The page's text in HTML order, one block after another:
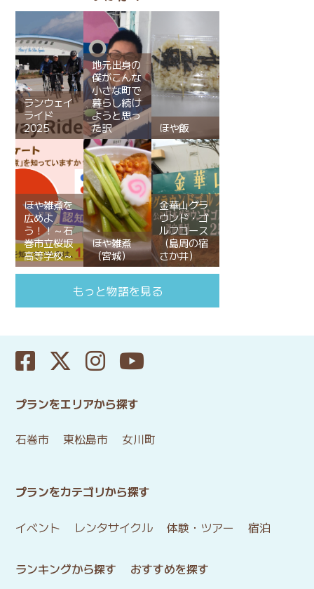
ランウェイ
ライド
2025
地元出身の
僕がこんな
小さな町で
暮らし続け
ようと思っ
た訳
ほや飯
ほや雑煮を
広めよ
う！！～石
巻市立桜坂
高等学校～
ほや雑煮
（宮城）
金華山グラ
ウンド・ゴ
ルフコース
（島周の宿
さか井）
もっと物語を見る
プランをエリアから探す
石巻市 東松島市 女川町
プランをカテゴリから探す
イベント レンタサイクル 体験・ツアー 宿泊
ランキングから探す
おすすめを探す